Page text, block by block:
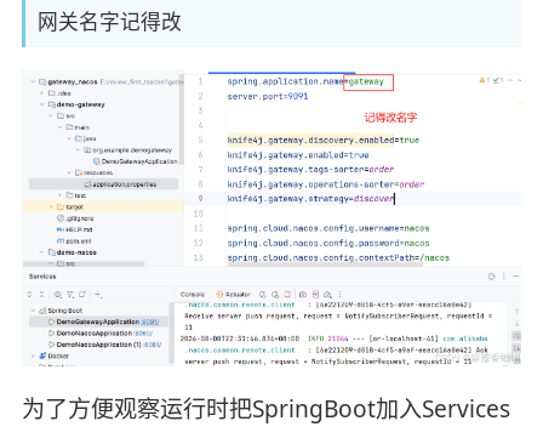
网关名字记得改
为了方便观察运行时把SpringBoot加入Services